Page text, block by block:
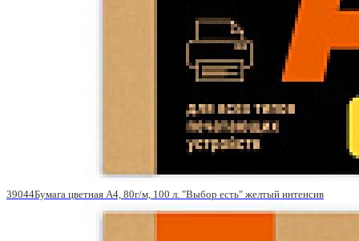
39044Бумага цветная A4, 80г/м, 100 л. "Выбор есть" желтый интенсив